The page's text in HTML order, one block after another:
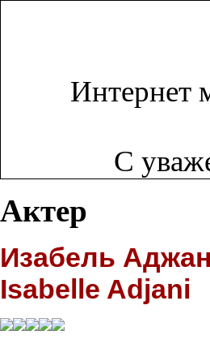
Интернет
С
Актер
Изабель
Isabelle Adjani